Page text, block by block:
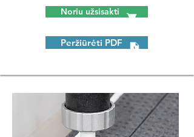
Noriu užsisakti
Peržiūrėti PDF